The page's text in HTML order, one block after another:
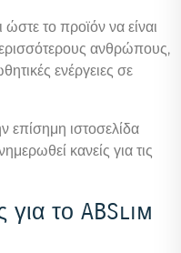
το προϊόν να είναι
ανθρώπους,
ενέργειες σε
επίσημη ιστοσελίδα
κανείς για τις
για το ABSlim